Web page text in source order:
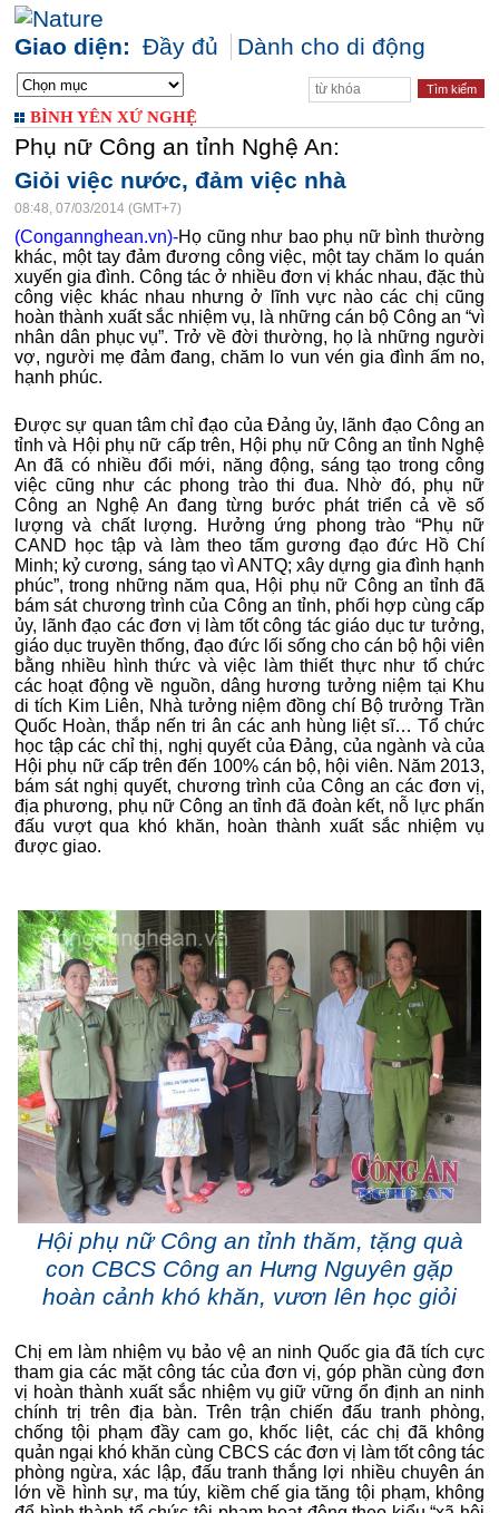
Giao diện: Đầy đủ Dành cho di động
BÌNH YÊN XỨ NGHỆ
Phụ nữ Công an tỉnh Nghệ An:
Giỏi việc nước, đảm việc nhà
08:48, 07/03/2014 (GMT+7)
(Congannghean.vn)-Họ cũng như bao phụ nữ bình thường
khác, một tay đảm đương công việc, một tay chăm lo quán
xuyến gia đình. Công tác ở nhiều đơn vị khác nhau, đặc thù
công việc khác nhau nhưng ở lĩnh vực nào các chị cũng
hoàn thành xuất sắc nhiệm vụ, là những cán bộ Công an “vì
nhân dân phục vụ”. Trở về đời thường, họ là những người
vợ, người mẹ đảm đang, chăm lo vun vén gia đình ấm no,
hạnh phúc.
Được sự quan tâm chỉ đạo của Đảng ủy, lãnh đạo Công an
tỉnh và Hội phụ nữ cấp trên, Hội phụ nữ Công an tỉnh Nghệ
An đã có nhiều đổi mới, năng động, sáng tạo trong công
việc cũng như các phong trào thi đua. Nhờ đó, phụ nữ
Công an Nghệ An đang từng bước phát triển cả về số
lượng và chất lượng. Hưởng ứng phong trào “Phụ nữ
CAND học tập và làm theo tấm gương đạo đức Hồ Chí
Minh; kỷ cương, sáng tạo vì ANTQ; xây dựng gia đình hạnh
phúc”, trong những năm qua, Hội phụ nữ Công an tỉnh đã
bám sát chương trình của Công an tỉnh, phối hợp cùng cấp
ủy, lãnh đạo các đơn vị làm tốt công tác giáo dục tư tưởng,
giáo dục truyền thống, đạo đức lối sống cho cán bộ hội viên
bằng nhiều hình thức và việc làm thiết thực như tổ chức
các hoạt động về nguồn, dâng hương tưởng niệm tại Khu
di tích Kim Liên, Nhà tưởng niệm đồng chí Bộ trưởng Trần
Quốc Hoàn, thắp nến tri ân các anh hùng liệt sĩ… Tổ chức
học tập các chỉ thị, nghị quyết của Đảng, của ngành và của
Hội phụ nữ cấp trên đến 100% cán bộ, hội viên. Năm 2013,
bám sát nghị quyết, chương trình của Công an các đơn vị,
địa phương, phụ nữ Công an tỉnh đã đoàn kết, nỗ lực phấn
đấu vượt qua khó khăn, hoàn thành xuất sắc nhiệm vụ
được giao.
Hội phụ nữ Công an tỉnh thăm, tặng quà
con CBCS Công an Hưng Nguyên gặp
hoàn cảnh khó khăn, vươn lên học giỏi
Chị em làm nhiệm vụ bảo vệ an ninh Quốc gia đã tích cực
tham gia các mặt công tác của đơn vị, góp phần cùng đơn
vị hoàn thành xuất sắc nhiệm vụ giữ vững ổn định an ninh
chính trị trên địa bàn. Trên trận chiến đấu tranh phòng,
chống tội phạm đầy cam go, khốc liệt, các chị đã không
quản ngại khó khăn cùng CBCS các đơn vị làm tốt công tác
phòng ngừa, xác lập, đấu tranh thắng lợi nhiều chuyên án
lớn về hình sự, ma túy, kiềm chế gia tăng tội phạm, không